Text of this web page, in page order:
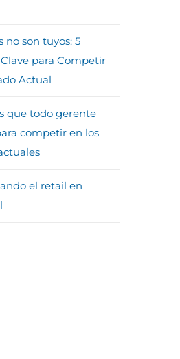
no son tuyos: 5
para Competir
Actual
que todo gerente
competir en los
el retail en